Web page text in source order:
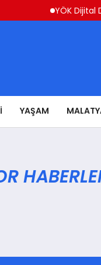
YÖK Dijital
YAŞAM